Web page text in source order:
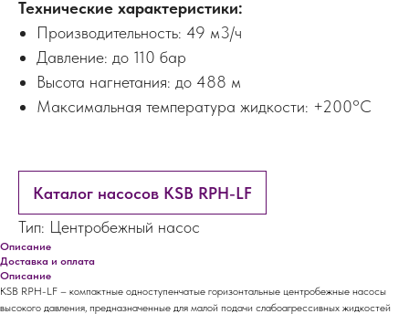
Технические характеристики:
Производительность: 49 м3/ч
Давление: до 110 бар
Высота нагнетания: до 488 м
Максимальная температура жидкости: +200°C
Каталог насосов KSB RPH-LF
Тип: Центробежный насос
Описание
Доставка и оплата
Описание
KSB RPH-LF – компактные одноступенчатые горизонтальные центробежные насосы
высокого давления, предназначенные для малой подачи слабоагрессивных жидкостей